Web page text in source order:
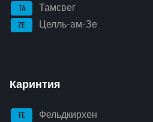
TA Тамсвег
ZE Целль-ам-Зе
Каринтия
FE Фельдкирхен